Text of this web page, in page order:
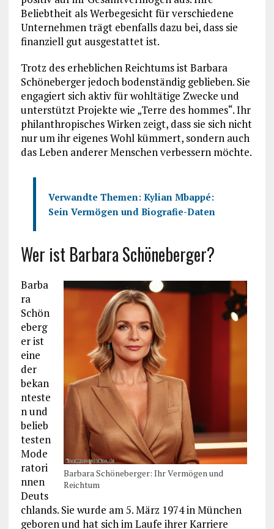
Beliebtheit als Werbegesicht für verschiedene
Unternehmen trägt ebenfalls dazu bei, dass sie
finanziell gut ausgestattet ist.
Trotz des erheblichen Reichtums ist Barbara
Schöneberger jedoch bodenständig geblieben. Sie
engagiert sich aktiv für wohltätige Zwecke und
unterstützt Projekte wie „Terre des hommes“. Ihr
philanthropisches Wirken zeigt, dass sie sich nicht
nur um ihr eigenes Wohl kümmert, sondern auch
das Leben anderer Menschen verbessern möchte.
Verwandte Themen: Kylian Mbappé:
Sein Vermögen und Biografie-Daten
Wer ist Barbara Schöneberger?
Barbara Schöneberger: Ihr Vermögen und
Reichtum
Barba
ra
Schön
eberg
er ist
eine
der
bekan
nteste
n und
belieb
testen
Mode
ratori
nnen
Deuts
chlands. Sie wurde am 5. März 1974 in München
geboren und hat sich im Laufe ihrer Karriere